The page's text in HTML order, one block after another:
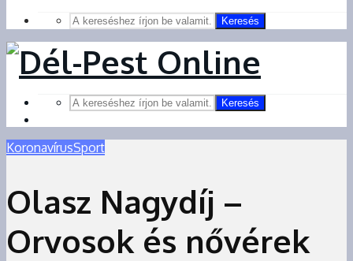
Keresés
Keresés
KoronavírusSport
Olasz Nagydíj –
Orvosok és nővérek